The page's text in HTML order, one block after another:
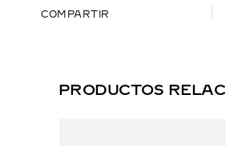
COMPARTIR
PRODUCTOS